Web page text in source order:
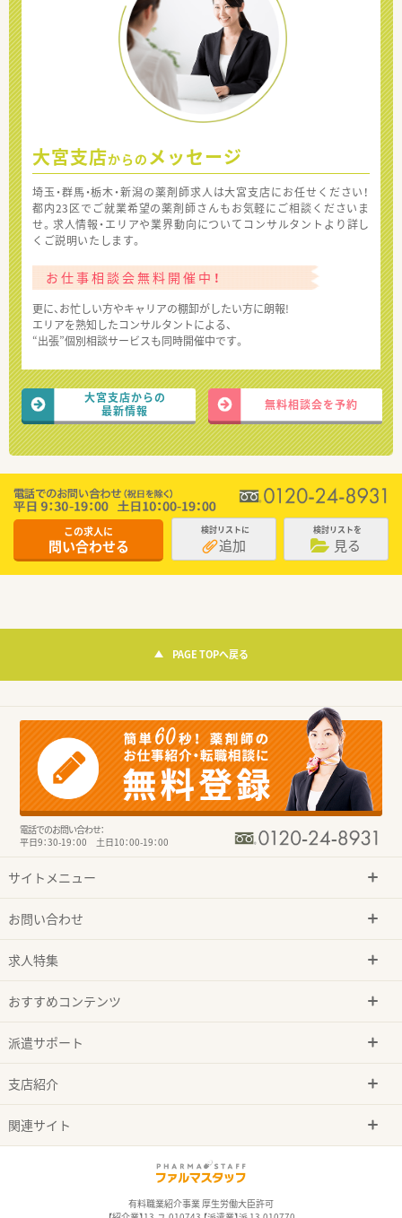
大宮支店からの メッセージ
埼玉・群馬・栃木・新潟の薬剤師求人は大宮支店にお任せください！
都内23区でご就業希望の薬剤師さんもお気軽にご相談くださいま
せ。求人情報・エリアや業界動向についてコンサルタントより詳し
くご説明いたします。
お仕事相談会無料開催中！
更に、お忙しい方やキャリアの棚卸がしたい方に朗報!
エリアを熟知したコンサルタントによる、
“出張”個別相談サービスも同時開催中です。
大宮支店からの
最新情報
無料相談会を予約
この求人に
問い合わせる
検討リストに
追加
検討リストを
見る
PAGE TOPへ戻る
電話でのお問い合わせ：
平日9：30-19：00 土日10：00-19：00
サイトメニュー
お問い合わせ
求人特集
おすすめコンテンツ
派遣サポート
支店紹介
関連サイト
有料職業紹介事業 厚生労働大臣許可